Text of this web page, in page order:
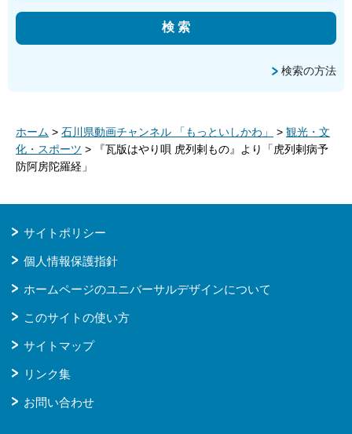
検索の方法
ホーム > 石川県動画チャンネル 「もっといしかわ」 > 観光・文
化・スポーツ > 『瓦版はやり唄 虎列剌もの』より「虎列剌病予
防阿房陀羅経」
サイトポリシー
個人情報保護指針
ホームページのユニバーサルデザインについて
このサイトの使い方
サイトマップ
リンク集
お問い合わせ